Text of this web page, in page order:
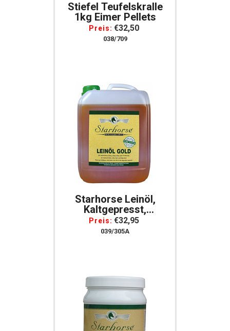
Stiefel Teufelskralle
1kg Eimer Pellets
Preis: €32,50
038/709
Starhorse Leinöl,
Kaltgepresst,
Naturbelassen, 5000
Ml Für Pferde
Preis: €32,95
039/305A